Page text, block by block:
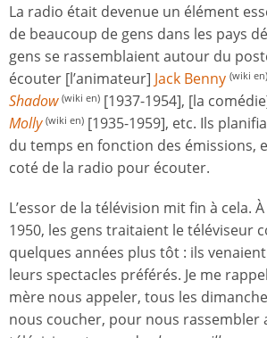
La radio était devenue un élément
de beaucoup de gens dans les pays
gens se rassemblaient autour du
écouter [l’animateur] Jack Benny (wiki en)
Shadow (wiki en) [1937-1954], [la
Molly (wiki en) [1935-1959], etc. Ils
du temps en fonction des émissions,
coté de la radio pour écouter.
L’essor de la télévision mit fin à cela.
1950, les gens traitaient le téléviseur
quelques années plus tôt : ils
leurs spectacles préférés. Je me
mère nous appeler, tous les
nous coucher, pour nous rassembler